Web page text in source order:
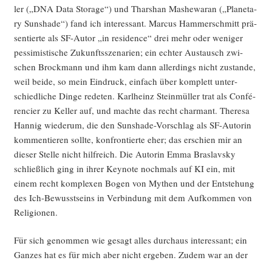
ler („DNA Data Sto­rage“) und Thar­shan Mas­he­wa­ran („Pla­ne­ta­
ry Suns­ha­de“) fand ich inter­es­sant. Mar­cus Ham­mer­schmitt prä­
sen­tier­te als SF-Autor „in resi­dence“ drei mehr oder weni­ger
pes­si­mis­ti­sche Zukunfts­sze­na­ri­en; ein ech­ter Aus­tausch zwi­
schen Brock­mann und ihm kam dann aller­dings nicht zustan­de,
weil bei­de, so mein Ein­druck, ein­fach über kom­plett unter­
schied­li­che Din­ge rede­ten. Karl­heinz Stein­mül­ler trat als Con­fé­
ren­cier zu Kel­ler auf, und mach­te das recht char­mant. The­re­sa
Han­nig wie­der­um, die den Suns­ha­de-Vor­schlag als SF-Autorin
kom­men­tie­ren soll­te, kon­fron­tier­te eher; das erschien mir an
die­ser Stel­le nicht hilf­reich. Die Autorin Emma Bras­lavs­ky
schließ­lich ging in ihrer Key­note noch­mals auf KI ein, mit
einem recht kom­ple­xen Bogen von Mythen und der Ent­ste­hung
des Ich-Bewusst­seins in Ver­bin­dung mit dem Auf­kom­men von
Religionen.
Für sich genom­men wie gesagt alles durch­aus inter­es­sant; ein
Gan­zes hat es für mich aber nicht erge­ben. Zudem war an der